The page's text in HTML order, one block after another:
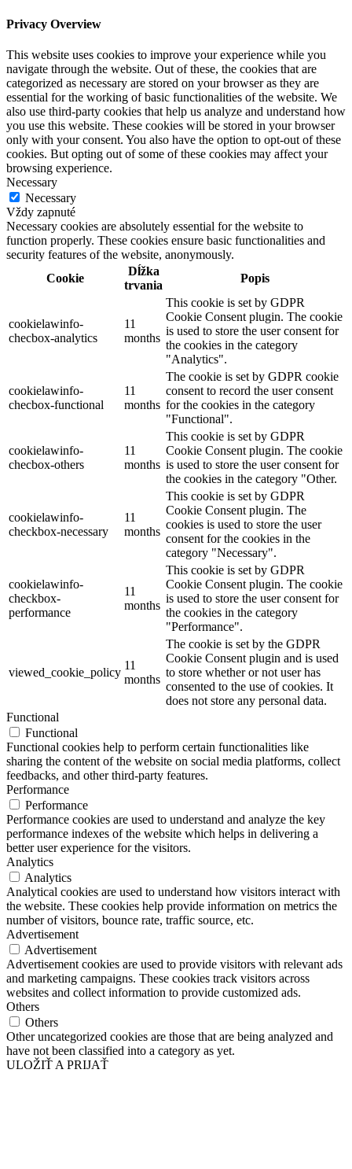
Privacy Overview
This website uses cookies to improve your experience while you
navigate through the website. Out of these, the cookies that are
categorized as necessary are stored on your browser as they are
essential for the working of basic functionalities of the website. We
also use third-party cookies that help us analyze and understand how
you use this website. These cookies will be stored in your browser
only with your consent. You also have the option to opt-out of these
cookies. But opting out of some of these cookies may affect your
browsing experience.
Necessary
Necessary
Vždy zapnuté
Necessary cookies are absolutely essential for the website to
function properly. These cookies ensure basic functionalities and
security features of the website, anonymously.
Cookie
Dĺžka
trvania
Popis
cookielawinfo-
checbox-analytics
11
months
This cookie is set by GDPR
Cookie Consent plugin. The cookie
is used to store the user consent for
the cookies in the category
"Analytics".
cookielawinfo-
checbox-functional
11
months
The cookie is set by GDPR cookie
consent to record the user consent
for the cookies in the category
"Functional".
cookielawinfo-
checbox-others
11
months
This cookie is set by GDPR
Cookie Consent plugin. The cookie
is used to store the user consent for
the cookies in the category "Other.
cookielawinfo-
checkbox-necessary
11
months
This cookie is set by GDPR
Cookie Consent plugin. The
cookies is used to store the user
consent for the cookies in the
category "Necessary".
cookielawinfo-
checkbox-
performance
11
months
This cookie is set by GDPR
Cookie Consent plugin. The cookie
is used to store the user consent for
the cookies in the category
"Performance".
viewed_cookie_policy
11
months
The cookie is set by the GDPR
Cookie Consent plugin and is used
to store whether or not user has
consented to the use of cookies. It
does not store any personal data.
Functional
Functional
Functional cookies help to perform certain functionalities like
sharing the content of the website on social media platforms, collect
feedbacks, and other third-party features.
Performance
Performance
Performance cookies are used to understand and analyze the key
performance indexes of the website which helps in delivering a
better user experience for the visitors.
Analytics
Analytics
Analytical cookies are used to understand how visitors interact with
the website. These cookies help provide information on metrics the
number of visitors, bounce rate, traffic source, etc.
Advertisement
Advertisement
Advertisement cookies are used to provide visitors with relevant ads
and marketing campaigns. These cookies track visitors across
websites and collect information to provide customized ads.
Others
Others
Other uncategorized cookies are those that are being analyzed and
have not been classified into a category as yet.
ULOŽIŤ A PRIJAŤ